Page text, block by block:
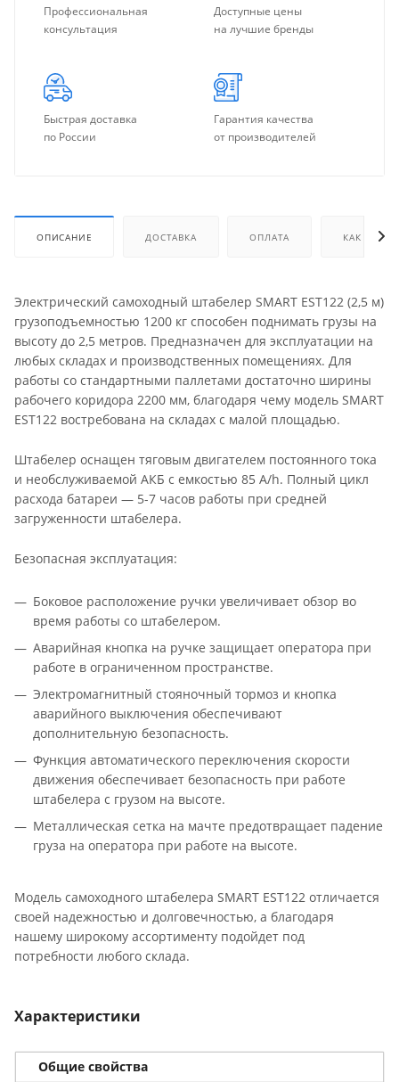
Профессиональная
консультация
Доступные цены
на лучшие бренды
Быстрая доставка
по России
Гарантия качества
от производителей
ОПИСАНИЕ ДОСТАВКА ОПЛАТА КАК
Электрический самоходный штабелер SMART EST122 (2,5 м)
грузоподъемностью 1200 кг способен поднимать грузы на
высоту до 2,5 метров. Предназначен для эксплуатации на
любых складах и производственных помещениях. Для
работы со стандартными паллетами достаточно ширины
рабочего коридора 2200 мм, благодаря чему модель SMART
EST122 востребована на складах с малой площадью.
Штабелер оснащен тяговым двигателем постоянного тока
и необслуживаемой АКБ с емкостью 85 A/h. Полный цикл
расхода батареи — 5-7 часов работы при средней
загруженности штабелера.
Безопасная эксплуатация:
Боковое расположение ручки увеличивает обзор во
время работы со штабелером.
Аварийная кнопка на ручке защищает оператора при
работе в ограниченном пространстве.
Электромагнитный стояночный тормоз и кнопка
аварийного выключения обеспечивают
дополнительную безопасность.
Функция автоматического переключения скорости
движения обеспечивает безопасность при работе
штабелера с грузом на высоте.
Металлическая сетка на мачте предотвращает падение
груза на оператора при работе на высоте.
Модель самоходного штабелера SMART EST122 отличается
своей надежностью и долговечностью, а благодаря
нашему широкому ассортименту подойдет под
потребности любого склада.
Характеристики
Общие свойства